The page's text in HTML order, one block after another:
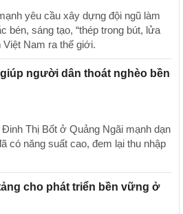
yêu cầu xây dựng đội ngũ làm
bén, sáng tạo, “thép trong bút, lửa
Việt Nam ra thế giới.
người dân thoát nghèo bền
Thị Bốt ở Quảng Ngãi mạnh dạn
có năng suất cao, đem lại thu nhập
cho phát triển bền vững ở